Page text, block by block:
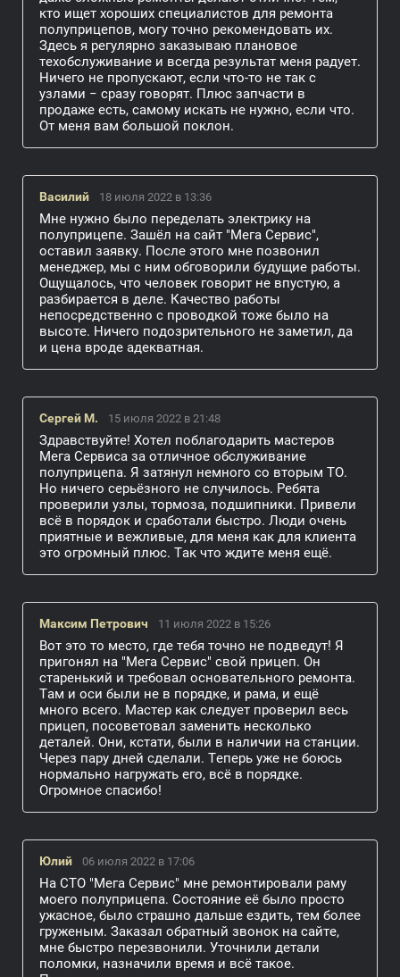
кто ищет хороших специалистов для ремонта
полуприцепов, могу точно рекомендовать их.
Здесь я регулярно заказываю плановое
техобслуживание и всегда результат меня радует.
Ничего не пропускают, если что-то не так с
узлами − сразу говорят. Плюс запчасти в
продаже есть, самому искать не нужно, если что.
От меня вам большой поклон.
Василий 18 июля 2022 в 13:36
Мне нужно было переделать электрику на
полуприцепе. Зашёл на сайт "Мега Сервис",
оставил заявку. После этого мне позвонил
менеджер, мы с ним обговорили будущие работы.
Ощущалось, что человек говорит не впустую, а
разбирается в деле. Качество работы
непосредственно с проводкой тоже было на
высоте. Ничего подозрительного не заметил, да
и цена вроде адекватная.
Сергей М. 15 июля 2022 в 21:48
Здравствуйте! Хотел поблагодарить мастеров
Мега Сервиса за отличное обслуживание
полуприцепа. Я затянул немного со вторым ТО.
Но ничего серьёзного не случилось. Ребята
проверили узлы, тормоза, подшипники. Привели
всё в порядок и сработали быстро. Люди очень
приятные и вежливые, для меня как для клиента
это огромный плюс. Так что ждите меня ещё.
Максим Петрович 11 июля 2022 в 15:26
Вот это то место, где тебя точно не подведут! Я
пригонял на "Мега Сервис" свой прицеп. Он
старенький и требовал основательного ремонта.
Там и оси были не в порядке, и рама, и ещё
много всего. Мастер как следует проверил весь
прицеп, посоветовал заменить несколько
деталей. Они, кстати, были в наличии на станции.
Через пару дней сделали. Теперь уже не боюсь
нормально нагружать его, всё в порядке.
Огромное спасибо!
Юлий 06 июля 2022 в 17:06
На СТО "Мега Сервис" мне ремонтировали раму
моего полуприцепа. Состояние её было просто
ужасное, было страшно дальше ездить, тем более
груженым. Заказал обратный звонок на сайте,
мне быстро перезвонили. Уточнили детали
поломки, назначили время и всё такое.